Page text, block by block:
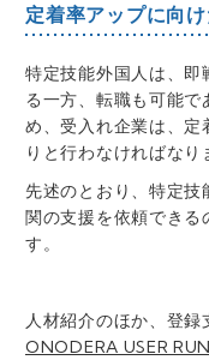
定着率アップに向
特定技能外国人は、即
る一方、転職も可能
め、受入れ企業は、定
りと行わなければなり
先述のとおり、特定技
関の支援を依頼でき
す。
人材紹介のほか、登
ONODERA USER